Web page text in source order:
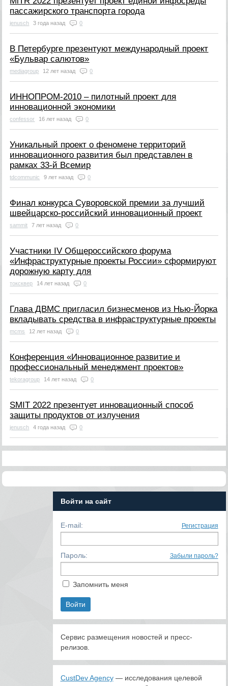
пассажирского транспорта города
jenusch 3 года назад 0
В Петербурге презентуют международный проект
«Бульвар салютов»
mediagroup 12 лет назад 0
ИННОПРОМ-2010 – пилотный проект для
инновационной экономики
confessor 16 лет назад 0
Уникальный проект о феномене территорий
инновационного развития был представлен в
рамках 33-й Всемир
tdcommunic 9 лет назад 0
Финал конкурса Суворовской премии за лучший
швейцарско-российский инновационный проект
sammit 7 лет назад 0
Участники IV Общероссийского форума
«Инфраструктурные проекты России» сформируют
дорожную карту для
токсквер 14 лет назад 0
Глава ДВМС пригласил бизнесменов из Нью-Йорка
вкладывать средства в инфраструктурные проекты
mcms 12 лет назад 0
Конференция «Инновационное развитие и
профессиональный менеджмент проектов»
tekoragroup 14 лет назад 0
SMIT 2022 презентует инновационный способ
защиты продуктов от излучения
jenusch 4 года назад 0
Войти на сайт
E-mail: Регистрация
Пароль: Забыли пароль?
Запомнить меня
Сервис размещения новостей и пресс-
релизов.
CustDev Agency— исследования целевой